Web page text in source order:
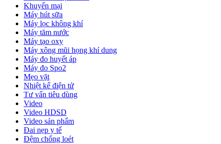
Khuyến mại
Máy hút sữa
Máy lọc không khí
Máy tăm nước
Máy tạo oxy
Máy xông mũi họng khí dung
Máy đo huyết áp
Máy đo Spo2
Mẹo vặt
Nhiệt kế điện tử
Tư vấn tiêu dùng
Video
Video HDSD
Video sản phẩm
Đai nẹp y tế
Đệm chống loét